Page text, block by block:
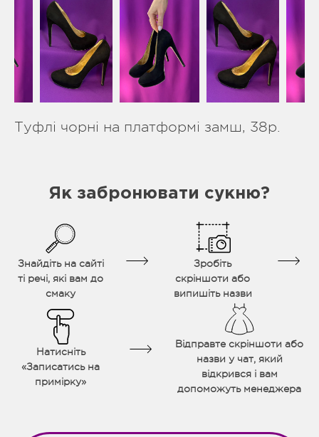
Туфлі чорні на платформі замш, 38р.
Як забронювати сукню?
Знайдіть на сайті
ті речі, які вам до
смаку
Зробіть
скріншоти або
випишіть назви
Натисніть
«Записатись на
примірку»
Відправте скріншоти або
назви у чат, який
відкрився і вам
допоможуть менеджера